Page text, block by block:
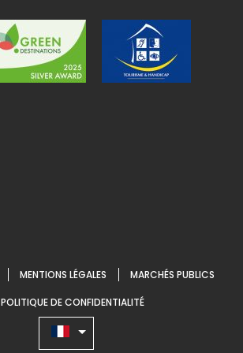
MENTIONS LÉGALES MARCHÉS PUBLICS
POLITIQUE DE CONFIDENTIALITÉ